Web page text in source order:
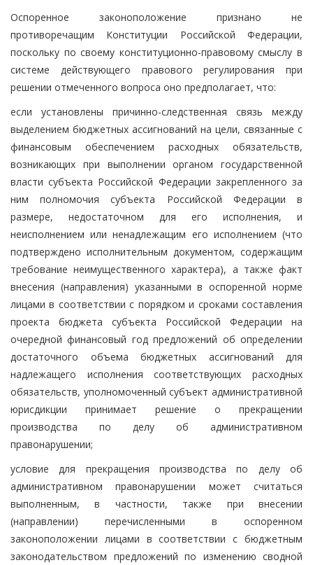
Оспоренное законоположение признано не
противоречащим Конституции Российской Федерации,
поскольку по своему конституционно-правовому смыслу в
системе действующего правового регулирования при
решении отмеченного вопроса оно предполагает, что:
если установлены причинно-следственная связь между
выделением бюджетных ассигнований на цели, связанные с
финансовым обеспечением расходных обязательств,
возникающих при выполнении органом государственной
власти субъекта Российской Федерации закрепленного за
ним полномочия субъекта Российской Федерации в
размере, недостаточном для его исполнения, и
неисполнением или ненадлежащим его исполнением (что
подтверждено исполнительным документом, содержащим
требование неимущественного характера), а также факт
внесения (направления) указанными в оспоренной норме
лицами в соответствии с порядком и сроками составления
проекта бюджета субъекта Российской Федерации на
очередной финансовый год предложений об определении
достаточного объема бюджетных ассигнований для
надлежащего исполнения соответствующих расходных
обязательств, уполномоченный субъект административной
юрисдикции принимает решение о прекращении
производства по делу об административном
правонарушении;
условие для прекращения производства по делу об
административном правонарушении может считаться
выполненным, в частности, также при внесении
(направлении) перечисленными в оспоренном
законоположении лицами в соответствии с бюджетным
законодательством предложений по изменению сводной